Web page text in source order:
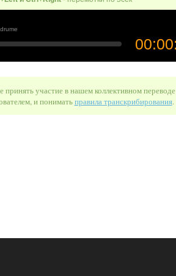
принять участие в нашем коллективном переводе
и пониматьправила транскрибирования.